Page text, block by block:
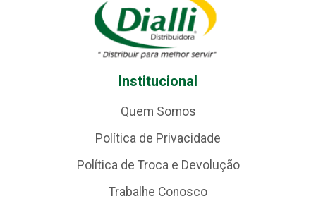
Institucional
Quem Somos
Política de Privacidade
Política de Troca e Devolução
Trabalhe Conosco